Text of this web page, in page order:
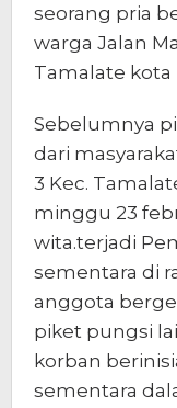
seorang pria
warga Jalan
Tamalate kota
Sebelumnya
dari
3 Kec.
minggu 23
wita.terjadi
sementara di
anggota
piket pungsi
korban
sementara